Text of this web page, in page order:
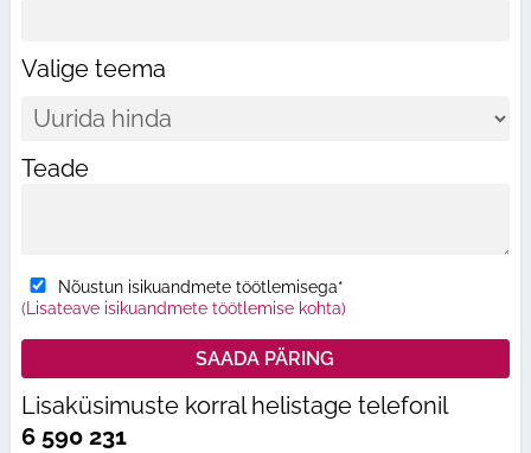
Valige teema
Teade
Nõustun isikuandmete töötlemisega*
(Lisateave isikuandmete töötlemise kohta)
Lisaküsimuste korral helistage telefonil
6 590 231